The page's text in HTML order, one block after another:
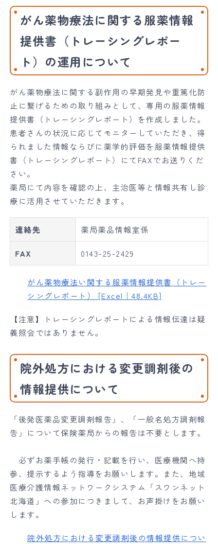
がん薬物療法に関する服薬情報
提供書（トレーシングレポー
ト）の運用について
がん薬物療法に関する副作用の早期発見や重篤化防
止に繋げるための取り組みとして、専用の服薬情報
提供書（トレーシングレポート）を作成しました。
患者さんの状況に応じてモニターしていただき、得
られました情報ならびに薬学的評価を服薬情報提供
書（トレーシングレポート）にてFAXでお送りくだ
さい。
薬局にて内容を確認の上、主治医等と情報共有し診
療に活用させていただきます。
連絡先 薬局薬品情報室係
FAX 0143-25-2429
がん薬物療法い関する服薬情報提供書（トレー
シングレポート） [Excel｜48.4KB]
【注意】トレーシングレポートによる情報伝達は疑
義照会ではありません。
院外処方における変更調剤後の
情報提供について
「後発医薬品変更調剤報告」、「一般名処方調剤報
告」について保険薬局からの報告は不要とします。
必ずお薬手帳の発行・記載を行い、医療機関へ持
参、提示するよう指導をお願いします。また、地域
医療介護情報ネットワークシステム「スワンネット
北海道」への参加につきまして、お声掛けをお願い
します。
院外処方における変更調剤後の情報提供につい